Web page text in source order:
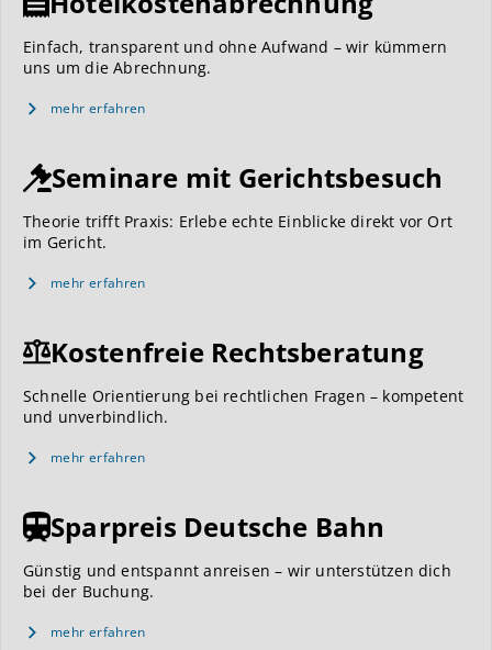
Einfach, transparent und ohne Aufwand – wir kümmern
uns um die Abrechnung.
mehr erfahren
Seminare mit Gerichtsbesuch
Theorie trifft Praxis: Erlebe echte Einblicke direkt vor Ort
im Gericht.
mehr erfahren
Kostenfreie Rechtsberatung
Schnelle Orientierung bei rechtlichen Fragen – kompetent
und unverbindlich.
mehr erfahren
Sparpreis Deutsche Bahn
Günstig und entspannt anreisen – wir unterstützen dich
bei der Buchung.
mehr erfahren